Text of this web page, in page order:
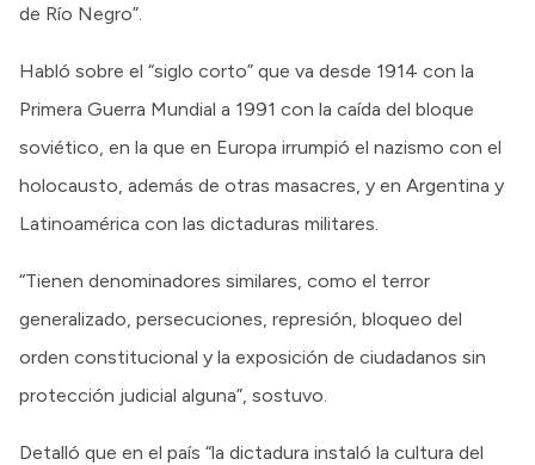
de Río Negro”.
Habló sobre el “siglo corto” que va desde 1914 con la
Primera Guerra Mundial a 1991 con la caída del bloque
soviético, en la que en Europa irrumpió el nazismo con el
holocausto, además de otras masacres, y en Argentina y
Latinoamérica con las dictaduras militares.
“Tienen denominadores similares, como el terror
generalizado, persecuciones, represión, bloqueo del
orden constitucional y la exposición de ciudadanos sin
protección judicial alguna”, sostuvo.
Detalló que en el país “la dictadura instaló la cultura del